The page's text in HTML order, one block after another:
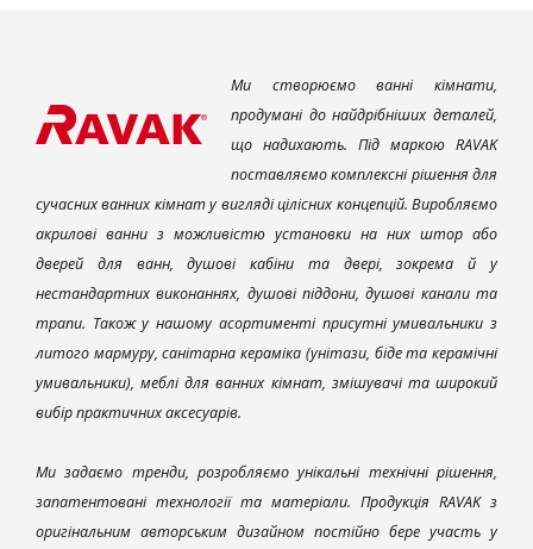
Ми створюємо ванні кімнати,
продумані до найдрібніших деталей,
що надихають. Під маркою RAVAK
поставляємо комплексні рішення для
сучасних ванних кімнат у вигляді цілісних концепцій. Виробляємо
акрилові ванни з можливістю установки на них штор або
дверей для ванн, душові кабіни та двері, зокрема й у
нестандартних виконаннях, душові піддони, душові канали та
трапи. Також у нашому асортименті присутні умивальники з
литого мармуру, санітарна кераміка (унітази, біде та керамічні
умивальники), меблі для ванних кімнат, змішувачі та широкий
вибір практичних аксесуарів.
Ми задаємо тренди, розробляємо унікальні технічні рішення,
запатентовані технології та матеріали. Продукція RAVAK з
оригінальним авторським дизайном постійно бере участь у